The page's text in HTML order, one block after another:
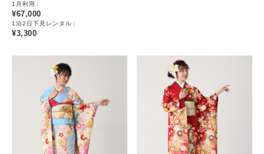
1月利用
¥67,000
1泊2日下見レンタル
¥3,300